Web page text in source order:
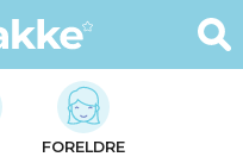
FORELDRE